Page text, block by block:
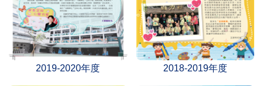
2019-2020年度 2018-2019年度